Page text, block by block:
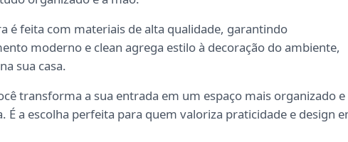
é feita com materiais de alta qualidade, garantindo
moderno e clean agrega estilo à decoração do ambiente,
sua casa.
transforma a sua entrada em um espaço mais organizado e
a escolha perfeita para quem valoriza praticidade e design